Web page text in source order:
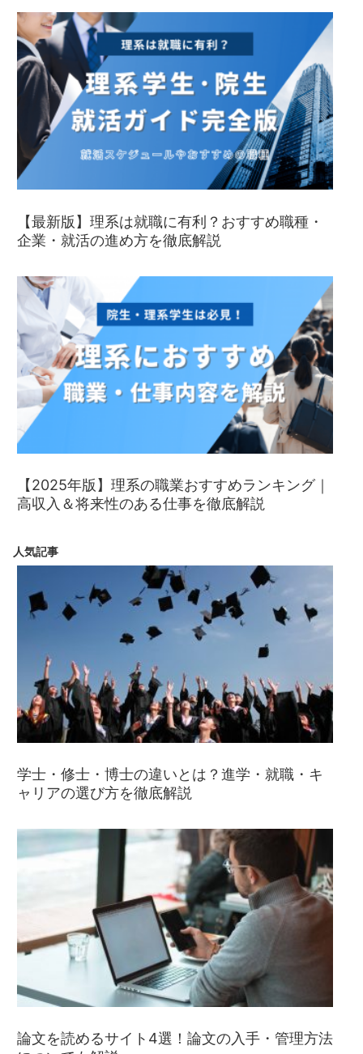
【最新版】理系は就職に有利？おすすめ職種・
企業・就活の進め方を徹底解説
【2025年版】理系の職業おすすめランキング｜
高収入＆将来性のある仕事を徹底解説
人気記事
学士・修士・博士の違いとは？進学・就職・キ
ャリアの選び方を徹底解説
論文を読めるサイト4選！論文の入手・管理方法